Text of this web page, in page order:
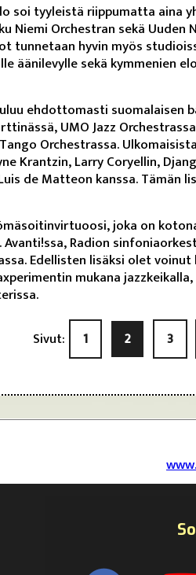
soi tyyleistä riippumatta aina
Niemi Orchestran sekä
tunnetaan hyvin myös
äänilevylle sekä kymmenien
ehdottomasti suomalaisen
UMO Jazz
Orchestrassa.
Krantzin, Larry Coryellin,
de Matteon kanssa. Tämän
joka on
Radion
Edellisten lisäksi olet
mukana
Sivut:
1 2 3